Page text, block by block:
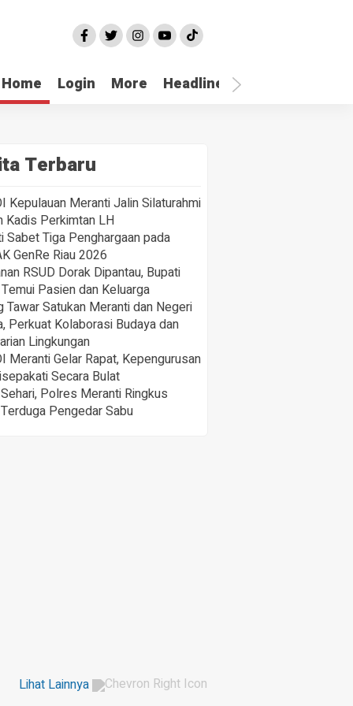
Home Login More Headline Selatpanjang
Bola Asal Meranti Siap Tampil di Liga Top Skor
Tebing Tinggi Bongkar
yang lalu
Suap Jual
Terbaru
Kepulauan Meranti Jalin Silaturahmi
Kadis Perkimtan LH
Sabet Tiga Penghargaan pada
GenRe Riau 2026
RSUD Dorak Dipantau, Bupati
Pasien dan Keluarga
Tawar Satukan Meranti dan Negeri
Perkuat Kolaborasi Budaya dan
Lingkungan
Meranti Gelar Rapat, Kepengurusan
Secara Bulat
Polres Meranti Ringkus
Pengedar Sabu
Lihat Lainnya